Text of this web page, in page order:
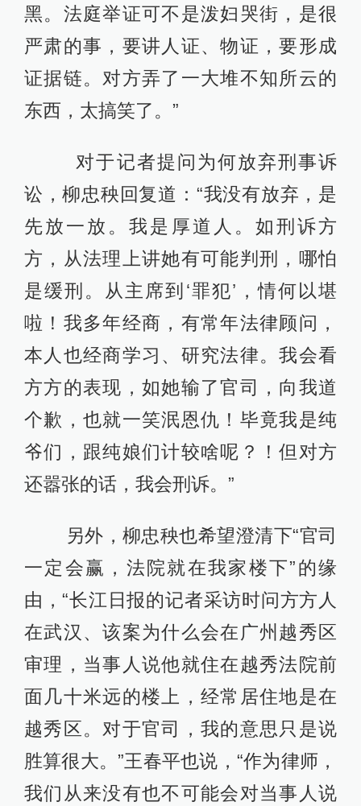
黑。法庭举证可不是泼妇哭街，是很
严肃的事，要讲人证、物证，要形成
证据链。对方弄了一大堆不知所云的
东西，太搞笑了。”
对于记者提问为何放弃刑事诉
讼，柳忠秧回复道：“我没有放弃，是
先放一放。我是厚道人。如刑诉方
方，从法理上讲她有可能判刑，哪怕
是缓刑。从主席到‘罪犯’，情何以堪
啦！我多年经商，有常年法律顾问，
本人也经商学习、研究法律。我会看
方方的表现，如她输了官司，向我道
个歉，也就一笑泯恩仇！毕竟我是纯
爷们，跟纯娘们计较啥呢？！但对方
还嚣张的话，我会刑诉。”
另外，柳忠秧也希望澄清下“官司
一定会赢，法院就在我家楼下”的缘
由，“长江日报的记者采访时问方方人
在武汉、该案为什么会在广州越秀区
审理，当事人说他就住在越秀法院前
面几十米远的楼上，经常居住地是在
越秀区。对于官司，我的意思只是说
胜算很大。”王春平也说，“作为律师，
我们从来没有也不可能会对当事人说